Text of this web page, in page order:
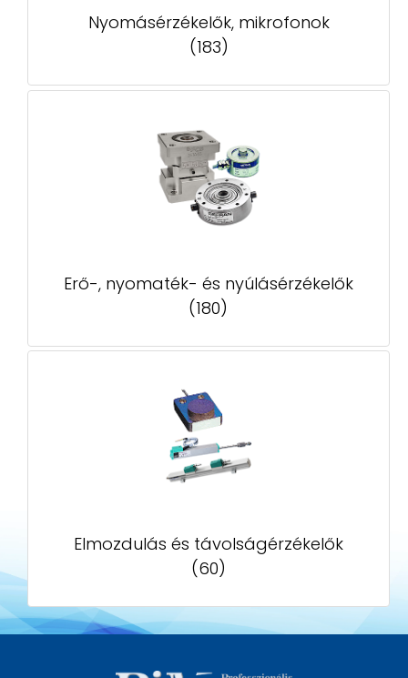
Nyomásérzékelők, mikrofonok
(183)
Erő-, nyomaték- és nyúlásérzékelők
(180)
Elmozdulás és távolságérzékelők
(60)